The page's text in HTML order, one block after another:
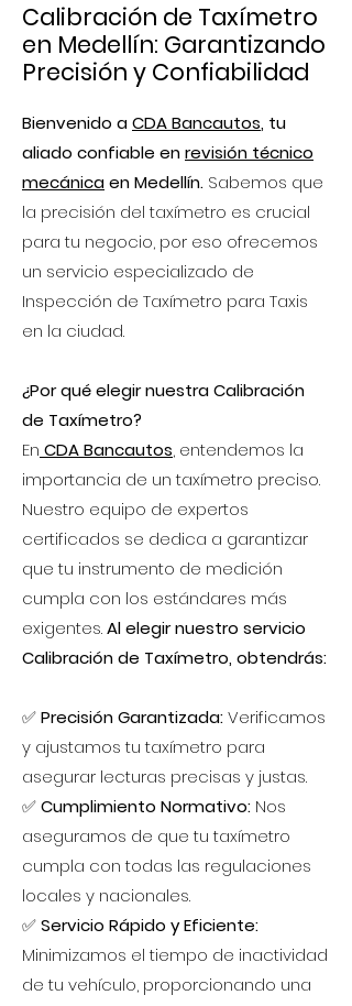
Calibración de Taxímetro
en Medellín: Garantizando
Precisión y Confiabilidad
Bienvenido aCDA Bancautos, tu
aliado confiable enrevisión técnico
mecánicaen Medellín. Sabemos que
la precisión del taxímetro es crucial
para tu negocio, por eso ofrecemos
un servicio especializado de
Inspección de Taxímetro para Taxis
en la ciudad.
¿Por qué elegir nuestra Calibración
de Taxímetro?
En CDA Bancautos, entendemos la
importancia de un taxímetro preciso.
Nuestro equipo de expertos
certificados se dedica a garantizar
que tu instrumento de medición
cumpla con los estándares más
exigentes.Al elegir nuestro servicio
Calibración de Taxímetro, obtendrás:
✅Precisión Garantizada:Verificamos
y ajustamos tu taxímetro para
asegurar lecturas precisas y justas.
✅Cumplimiento Normativo: Nos
aseguramos de que tu taxímetro
cumpla con todas las regulaciones
locales y nacionales.
✅Servicio Rápido y Eficiente:
Minimizamos el tiempo de inactividad
de tu vehículo, proporcionando una